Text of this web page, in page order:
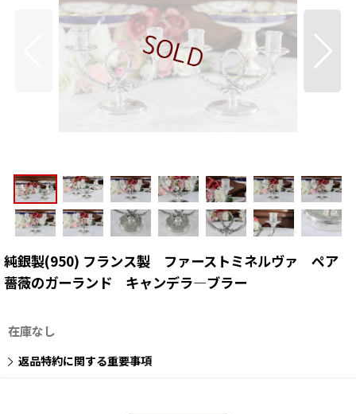
純銀製(950) フランス製 ファーストミネルヴァ ペア
薔薇のガーランド キャンデラ―ブラー
在庫なし
返品特約に関する重要事項